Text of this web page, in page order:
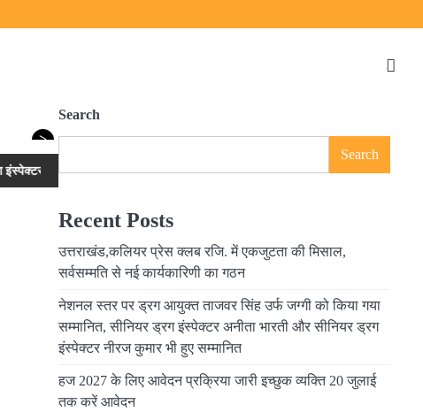
>
और सीनियर ड्रग इंस्पेक्टर नीरज कुमार भी हुए सम्मानित हज 2027 के लिए आवेदन
Search
Search
Recent Posts
उत्तराखंड,कलियर प्रेस क्लब रजि. में एकजुटता की मिसाल,
सर्वसम्मति से नई कार्यकारिणी का गठन
नेशनल स्तर पर ड्रग आयुक्त ताजवर सिंह उर्फ जग्गी को किया गया
सम्मानित, सीनियर ड्रग इंस्पेक्टर अनीता भारती और सीनियर ड्रग
इंस्पेक्टर नीरज कुमार भी हुए सम्मानित
हज 2027 के लिए आवेदन प्रक्रिया जारी इच्छुक व्यक्ति 20 जुलाई
तक करें आवेदन